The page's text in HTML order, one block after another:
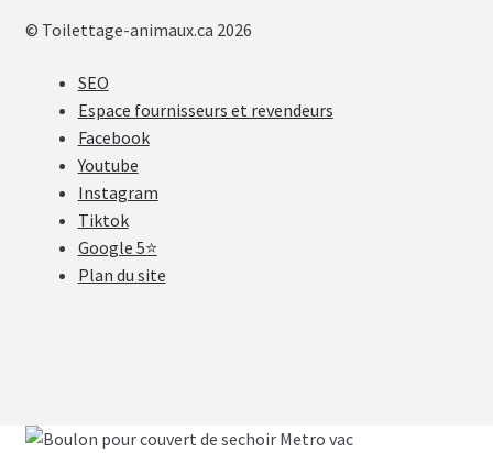
© Toilettage-animaux.ca 2026
SEO
Espace fournisseurs et revendeurs
Facebook
Youtube
Instagram
Tiktok
Google 5⭐
Plan du site